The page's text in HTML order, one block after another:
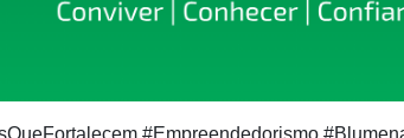
#Empreendedorismo